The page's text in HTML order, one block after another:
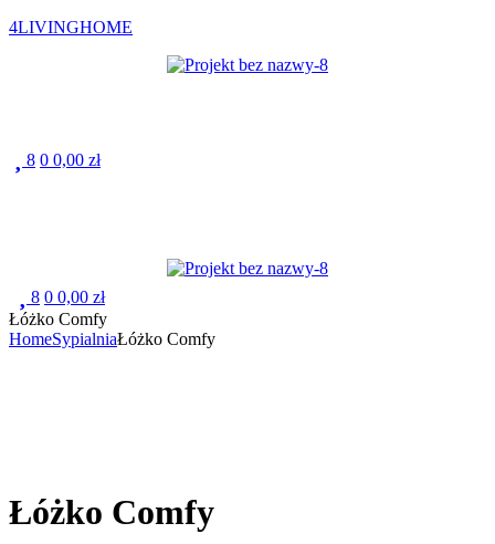
4LIVINGHOME
8 0 0,00 zł
8 0 0,00 zł
Łóżko Comfy
HomeSypialniaŁóżko Comfy
Łóżko Comfy